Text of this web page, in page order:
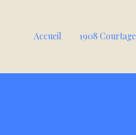
Accueil 1908 Courtage